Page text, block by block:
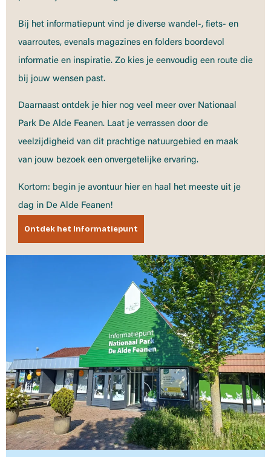
Bij het informatiepunt vind je diverse wandel-, fiets- en
vaarroutes, evenals magazines en folders boordevol
informatie en inspiratie. Zo kies je eenvoudig een route die
bij jouw wensen past.
Daarnaast ontdek je hier nog veel meer over Nationaal
Park De Alde Feanen. Laat je verrassen door de
veelzijdigheid van dit prachtige natuurgebied en maak
van jouw bezoek een onvergetelijke ervaring.
Kortom: begin je avontuur hier en haal het meeste uit je
dag in De Alde Feanen!
Ontdek het Informatiepunt